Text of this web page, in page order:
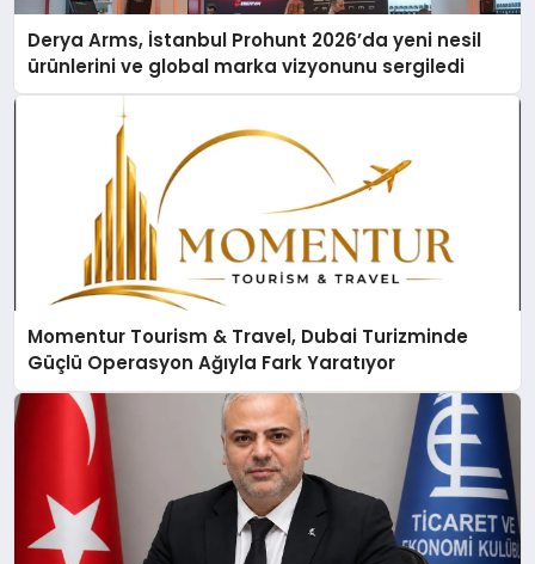
Derya Arms, İstanbul Prohunt 2026’da yeni nesil
ürünlerini ve global marka vizyonunu sergiledi
Momentur Tourism & Travel, Dubai Turizminde
Güçlü Operasyon Ağıyla Fark Yaratıyor